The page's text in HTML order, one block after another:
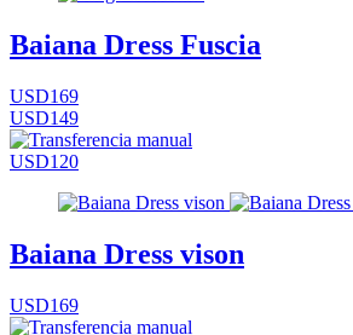
Baiana Dress Fuscia
USD169
USD149
USD120
Baiana Dress vison
USD169